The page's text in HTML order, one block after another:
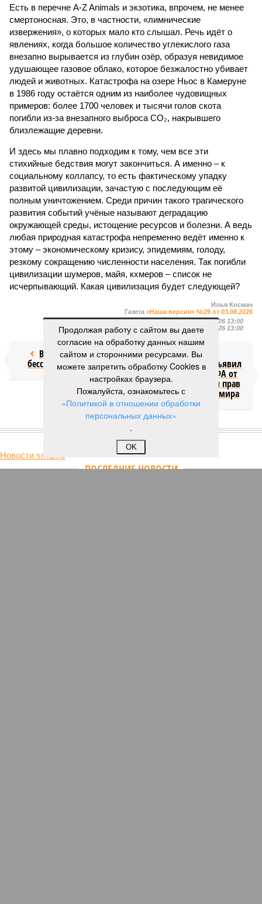
Есть в перечне A-Z Animals и экзотика, впрочем, не менее
смертоносная. Это, в частности, «лимнические
извержения», о которых мало кто слышал. Речь идёт о
явлениях, когда большое количество углекислого газа
внезапно вырывается из глубин озёр, образуя невидимое
удушающее газовое облако, которое безжалостно убивает
людей и животных. Катастрофа на озере Ньос в Камеруне
в 1986 году остаётся одним из наиболее чудовищных
примеров: более 1700 человек и тысячи голов скота
погибли из-за внезапного выброса CO₂, накрывшего
близлежащие деревни.
И здесь мы плавно подходим к тому, чем все эти
стихийные бедствия могут закончиться. А именно – к
социальному коллапсу, то есть фактическому упадку
развитой цивилизации, зачастую с последующим её
полным уничтожением. Среди причин такого трагического
развития событий учёные называют деградацию
окружающей среды, истощение ресурсов и болезни. А ведь
любая природная катастрофа непременно ведёт именно к
этому – экономическому кризису, эпидемиям, голоду,
резкому сокращению численности населения. Так погибли
цивилизации шумеров, майя, кхмеров – список не
исчерпывающий. Какая цивилизация будет следующей?
Илья Космач
Газета «Наша версия» №29 от 03.08.2026
Опубликовано:05.08.2026 13:00
Отредактировано:05.08.2026 13:00
Возраст
бессмертия
Инфантино
отступил и объявил
об отказе ФИФА от
продажи доли прав
на чемпионат мира
КОММЕНТАРИИ
Новости smi2.ru
ПОСЛЕДНИЕ НОВОСТИ
Продолжая работу с сайтом вы даете
согласие на обработку данных нашим
сайтом и сторонними ресурсами. Вы
можете запретить обработку Cookies в
настройках браузера.
Пожалуйста, ознакомьтесь с
«Политикой в отношении обработки
персональных данных»
.
OK